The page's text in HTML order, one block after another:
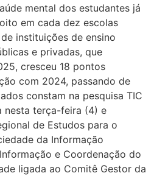
mental dos estudantes já
em cada dez escolas
instituições de ensino
e privadas, que
cresceu 18 pontos
com 2024, passando de
constam na pesquisa TIC
nesta terça-feira (4) e
de Estudos para o
da Informação
e Coordenação do
ligada ao Comitê Gestor da